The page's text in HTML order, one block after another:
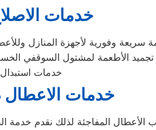
خدمات
سريعة وفورية لأجهزة المنازل
تجميد الأطعمة لمشتول السوقفي
خدمات استبدال
خدمات الاعطال
الأعطال المفاجئة لذلك نقدم خدمة